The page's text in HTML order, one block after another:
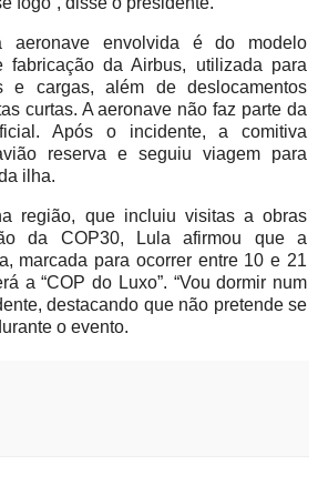
aeronave envolvida é do modelo
fabricação da Airbus, utilizada para
e cargas, além de deslocamentos
curtas. A aeronave não faz parte da
Após o incidente, a comitiva
reserva e seguiu viagem para
ilha.
região, que incluiu visitas a obras
da COP30, Lula afirmou que a
marcada para ocorrer entre 10 e 21
a “COP do Luxo”. “Vou dormir num
destacando que não pretende se
o evento.